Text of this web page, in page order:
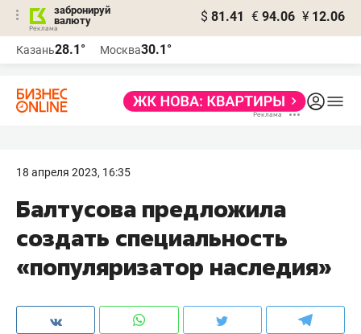
забронируй
валюту
$ 81.41 € 94.06 ¥ 12.06
Казань28.1° Москва30.1°
18 апреля 2023, 16:35
Балтусова предложила
создать специальность
«популяризатор наследия»